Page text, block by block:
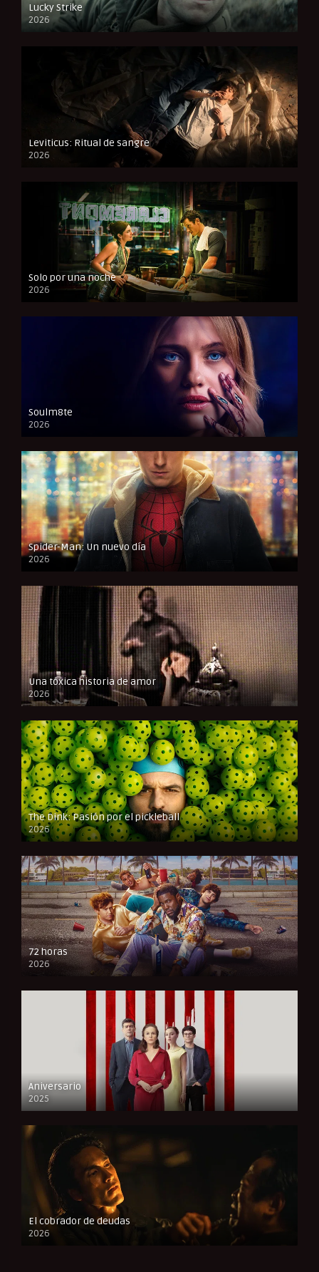
Lucky Strike
2026
FULL HD
Leviticus: Ritual de sangre
2026
FULL HD
Solo por una noche
2026
CAM
Soulm8te
2026
FULL HD
Spider-Man: Un nuevo día
2026
CAM
Una tóxica historia de amor
2026
FULL HD
The Dink: Pasión por el pickleball
2026
FULL HD
72 horas
2026
FULL HD
Aniversario
2025
FULL HD
El cobrador de deudas
2026
FULL HD